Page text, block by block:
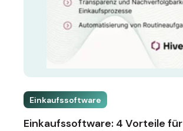
Einkaufssoftware
Einkaufssoftware: 4 Vorteile für